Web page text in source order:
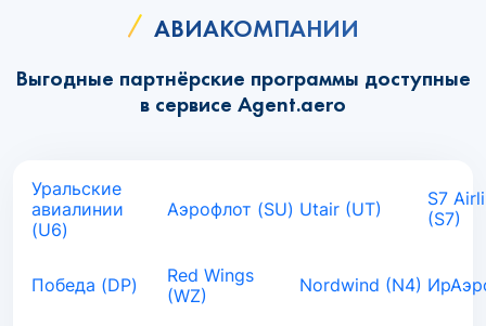
АВИАКОМПАНИИ
Выгодные партнёрские программы доступные
в сервисе Agent.aero
Уральские
авиалинии
(U6)
Аэрофлот (SU) Utair (UT)
S7
(S7)
Победа (DP)
Red Wings
(WZ)
Nordwind (N4)